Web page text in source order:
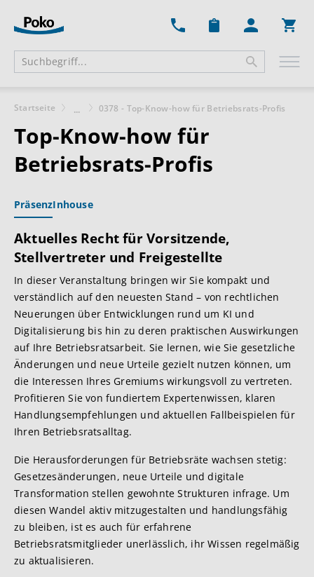
Startseite ... 0378 - Top-Know-how für Betriebsrats-Profis
Top-Know-how für
Betriebsrats-Profis
PräsenzInhouse
Aktuelles Recht für Vorsitzende,
Stellvertreter und Freigestellte
In dieser Veranstaltung bringen wir Sie kompakt und
verständlich auf den neuesten Stand – von rechtlichen
Neuerungen über Entwicklungen rund um KI und
Digitalisierung bis hin zu deren praktischen Auswirkungen
auf Ihre Betriebsratsarbeit. Sie lernen, wie Sie gesetzliche
Änderungen und neue Urteile gezielt nutzen können, um
die Interessen Ihres Gremiums wirkungsvoll zu vertreten.
Profitieren Sie von fundiertem Expertenwissen, klaren
Handlungsempfehlungen und aktuellen Fallbeispielen für
Ihren Betriebsratsalltag.
Die Herausforderungen für Betriebsräte wachsen stetig:
Gesetzesänderungen, neue Urteile und digitale
Transformation stellen gewohnte Strukturen infrage. Um
diesen Wandel aktiv mitzugestalten und handlungsfähig
zu bleiben, ist es auch für erfahrene
Betriebsratsmitglieder unerlässlich, ihr Wissen regelmäßig
zu aktualisieren.